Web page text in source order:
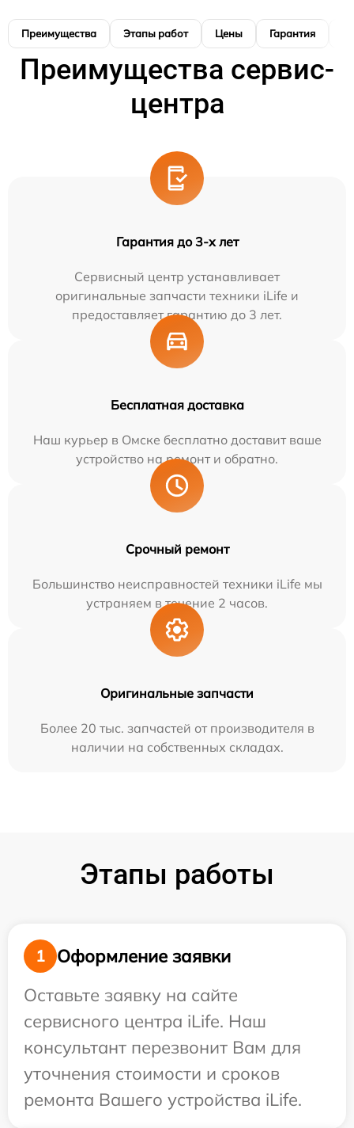
Преимущества Этапы работ Цены Гарантия
Преимущества сервис-
центра
Гарантия до 3-х лет
Сервисный центр устанавливает
оригинальные запчасти техники iLife и
предоставляет гарантию до 3 лет.
Бесплатная доставка
Наш курьер в Омске бесплатно доставит ваше
устройство на ремонт и обратно.
Срочный ремонт
Большинство неисправностей техники iLife мы
устраняем в течение 2 часов.
Оригинальные запчасти
Более 20 тыс. запчастей от производителя в
наличии на собственных складах.
Этапы работы
1
Оформление заявки
Оставьте заявку на сайте
сервисного центра iLife. Наш
консультант перезвонит Вам для
уточнения стоимости и сроков
ремонта Вашего устройства iLife.